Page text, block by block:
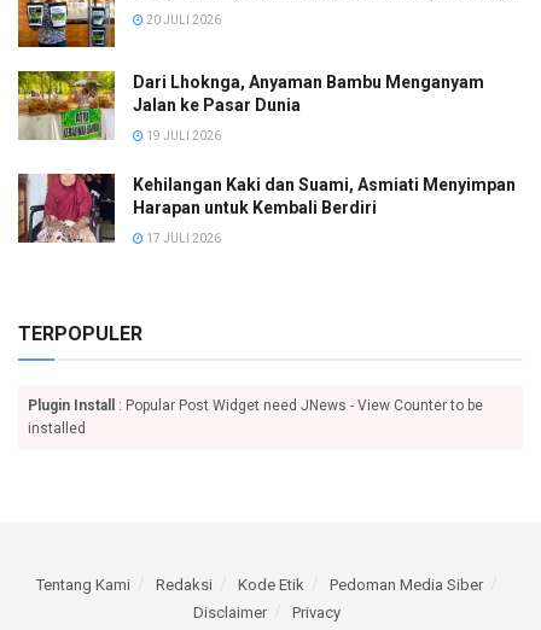
20 JULI 2026
Dari Lhoknga, Anyaman Bambu Menganyam
Jalan ke Pasar Dunia
19 JULI 2026
Kehilangan Kaki dan Suami, Asmiati Menyimpan
Harapan untuk Kembali Berdiri
17 JULI 2026
TERPOPULER
Plugin Install
: Popular Post Widget need JNews - View Counter to be
installed
Tentang Kami Redaksi Kode Etik
Pedoman Media Siber
Disclaimer
Privacy